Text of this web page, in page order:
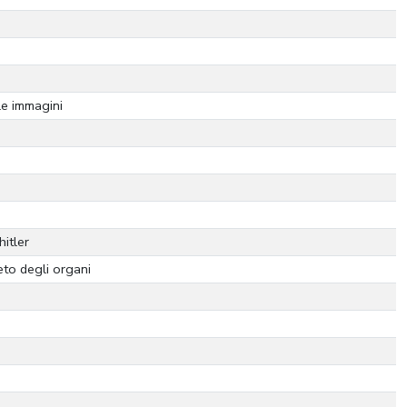
immagini
hitler
degli organi